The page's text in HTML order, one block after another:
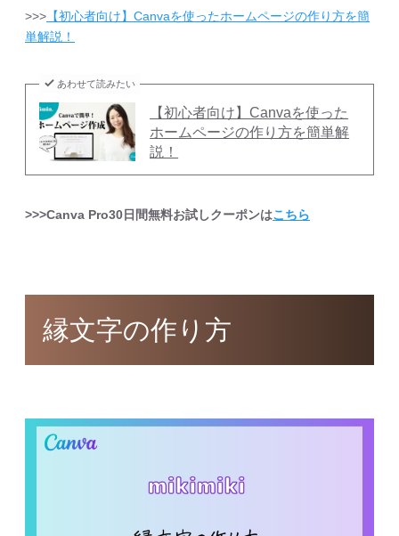
>>> 【初心者向け】Canvaを使ったホームページの作り方を簡
単解説！
あわせて読みたい
【初心者向け】Canvaを使った
ホームページの作り方を簡単解
説！
>>>Canva Pro30日間無料お試しクーポンはこちら
縁文字の作り方